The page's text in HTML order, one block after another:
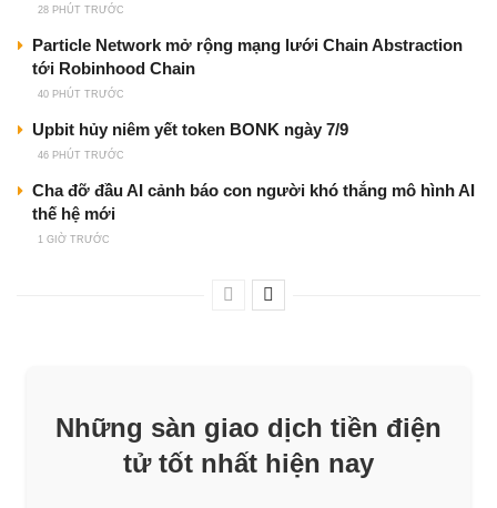
28 PHÚT TRƯỚC
Particle Network mở rộng mạng lưới Chain Abstraction
tới Robinhood Chain
40 PHÚT TRƯỚC
Upbit hủy niêm yết token BONK ngày 7/9
46 PHÚT TRƯỚC
Cha đỡ đầu AI cảnh báo con người khó thắng mô hình AI
thế hệ mới
1 GIỜ TRƯỚC
Những sàn giao dịch tiền điện
tử tốt nhất hiện nay